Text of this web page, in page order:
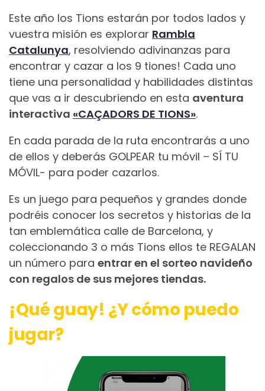
Este año los Tions estarán por todos lados y
vuestra misión es explorar Rambla
Catalunya, resolviendo adivinanzas para
encontrar y cazar a los 9 tiones! Cada uno
tiene una personalidad y habilidades distintas
que vas a ir descubriendo en esta aventura
interactiva «CAÇADORS DE TIONS».
En cada parada de la ruta encontrarás a uno
de ellos y deberás GOLPEAR tu móvil – SÍ TU
MÓVIL- para poder cazarlos.
Es un juego para pequeños y grandes donde
podréis conocer los secretos y historias de la
tan emblemática calle de Barcelona, y
coleccionando 3 o más Tions ellos te REGALAN
un número para entrar en el sorteo navideño
con regalos de sus mejores tiendas.
¡Qué guay! ¿Y cómo puedo
jugar?